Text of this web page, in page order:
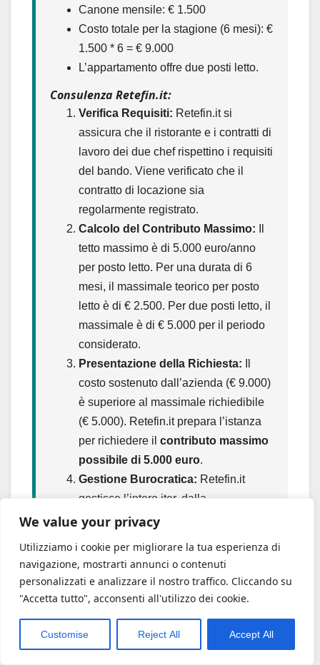
We value your privacy
Utilizziamo i cookie per migliorare la tua esperienza di
navigazione, mostrarti annunci o contenuti
personalizzati e analizzare il nostro traffico. Cliccando su
"Accetta tutto", acconsenti all'utilizzo dei cookie.
Customise Reject All Accept All
Canone mensile: € 1.500
Costo totale per la stagione (6 mesi): €
1.500 * 6 = € 9.000
L’appartamento offre due posti letto.
Consulenza Retefin.it:
Verifica Requisiti: Retefin.it si
assicura che il ristorante e i contratti di
lavoro dei due chef rispettino i requisiti
del bando. Viene verificato che il
contratto di locazione sia
regolarmente registrato.
Calcolo del Contributo Massimo:
tetto massimo è di 5.000 euro/anno
per posto letto. Per una durata di 6
mesi, il massimale teorico per posto
letto è di € 2.500. Per due posti letto, il
massimale è di € 5.000 per il periodo
considerato.
Presentazione della Richiesta:
costo sostenuto dall’azienda (€ 9.000)
è superiore al massimale richiedibile
(€ 5.000). Retefin.it prepara l’istanza
per richiedere il contributo massimo
possibile di 5.000 euro.
Gestione Burocratica: Retefin.it
gestisce l’intero iter, dalla
presentazione della domanda alla
copie dei contratti di lavoro, del
contratto di locazione e delle ricevute
di pagamento.
Risultato:Il costo netto dell’alloggio
per il ristorante scende da € 9.000 a €